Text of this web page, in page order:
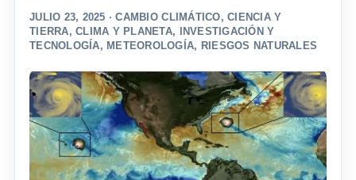
JULIO 23, 2025 ·CAMBIO CLIMÁTICO,CIENCIA Y
TIERRA,CLIMA Y PLANETA,
INVESTIGACIÓN Y
TECNOLOGÍA, METEOROLOGÍA, RIESGOS NATURALES